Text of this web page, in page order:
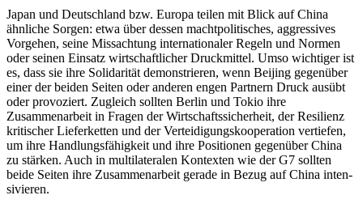
Japan und Deutschland bzw. Europa teilen mit Blick auf China
ähnliche Sorgen: etwa über dessen machtpolitisches, aggres­sives
Vorgehen, seine Missachtung inter­nationaler Regeln und Normen
oder seinen Einsatz wirtschaftlicher Druck­mittel. Umso wichtiger ist
es, dass sie ihre Solidarität demonstrieren, wenn Beijing gegenüber
einer der beiden Seiten oder anderen engen Partnern Druck ausübt
oder provoziert. Zugleich sollten Berlin und Tokio ihre
Zusammenarbeit in Fragen der Wirtschafts­sicherheit, der Resilienz
kritischer Lieferketten und der Verteidigungskooperation vertiefen,
um ihre Hand­lungsfähigkeit und ihre Positionen gegenüber China
zu stär­ken. Auch in multilateralen Kontexten wie der G7 sollten
beide Seiten ihre Zusammen­arbeit gerade in Bezug auf China inten­
sivieren.